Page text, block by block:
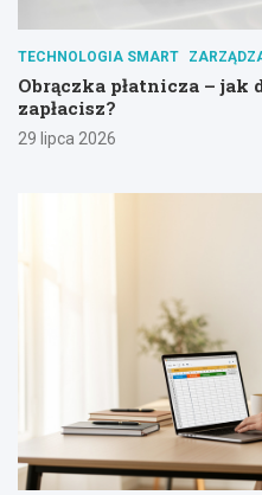
TECHNOLOGIA SMART
Obrączka płatnicza – jak
zapłacisz?
29 lipca 2026